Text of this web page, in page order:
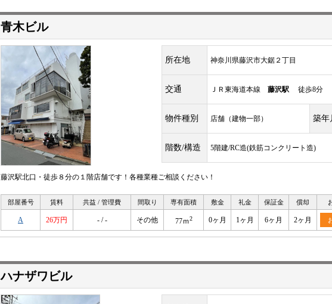
青木ビル
所在地 神奈川県藤沢市大鋸２丁目
交通 ＪＲ東海道本線 藤沢駅 徒歩8分
物件種別 店舗（建物一部） 築年
階数/構造 5階建/RC造(鉄筋コンクリート造)
藤沢駅北口・徒歩８分の１階店舗です！各種業種ご相談ください！
部屋番号 賃料 共益 / 管理費 間取り 専有面積 敷金 礼金 保証金 償却
A 26万円 - / - その他 77ｍ2 0ヶ月 1ヶ月 6ヶ月 2ヶ月
ハナザワビル